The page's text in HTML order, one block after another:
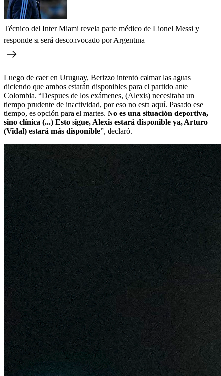
Técnico del Inter Miami revela parte médico de Lionel Messi y
responde si será desconvocado por Argentina
Luego de caer en Uruguay, Berizzo intentó calmar las aguas
diciendo que ambos estarán disponibles para el partido ante
Colombia. “Despues de los exámenes, (Alexis) necesitaba un
tiempo prudente de inactividad, por eso no esta aquí. Pasado ese
tiempo, es opción para el martes. No es una situación deportiva,
sino clínica (...) Esto sigue, Alexis estará disponible ya, Arturo
(Vidal) estará más disponible”, declaró.